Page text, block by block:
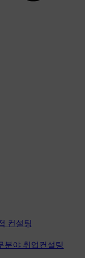
컨설팅
분야 취업컨설팅